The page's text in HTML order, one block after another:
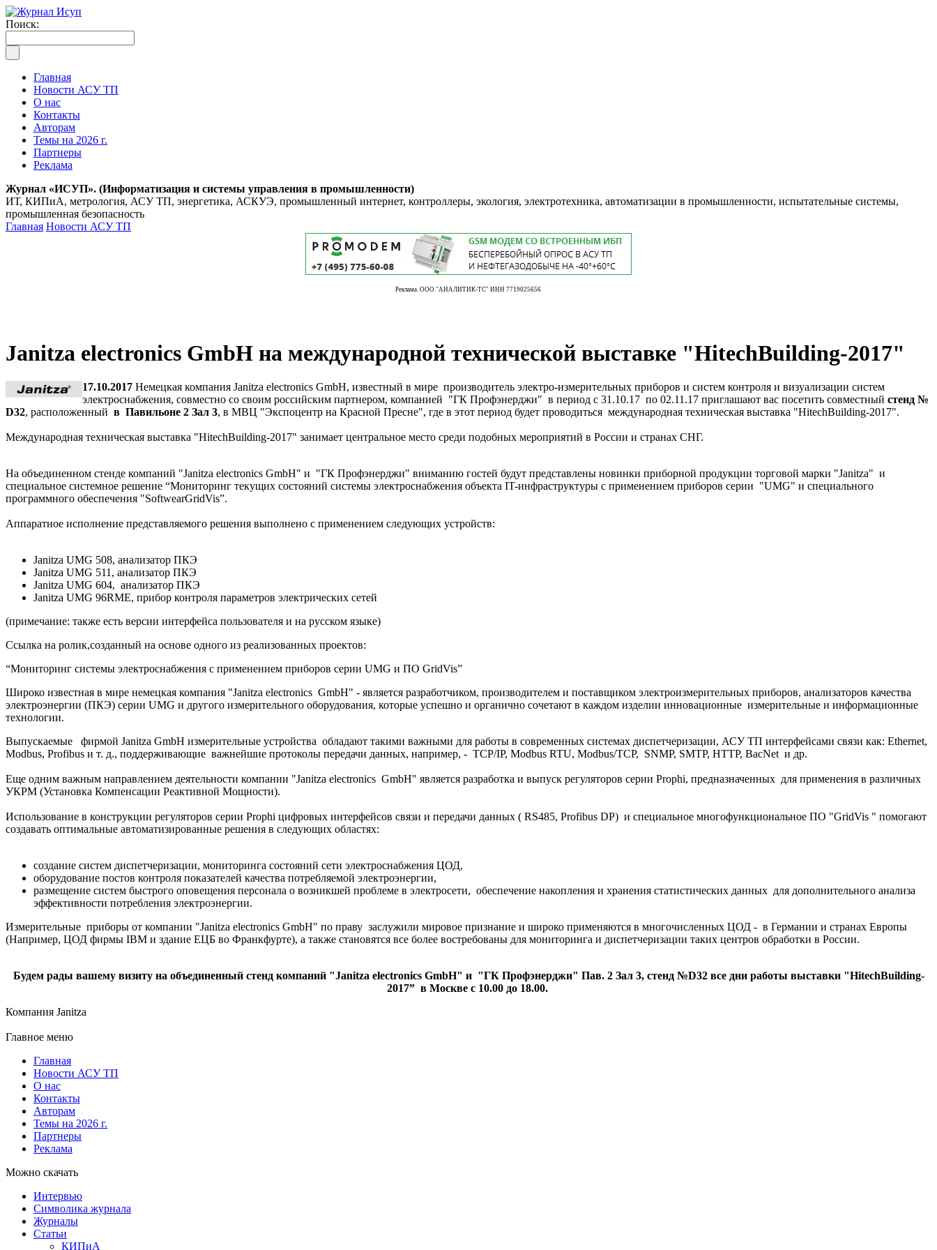
Поиск:
Главная
Новости АСУ ТП
О нас
Контакты
Авторам
Темы на 2026 г.
Партнеры
Реклама
Журнал «ИСУП». (Информатизация и системы управления в промышленности)
ИТ, КИПиА, метрология, АСУ ТП, энергетика, АСКУЭ, промышленный интернет, контроллеры, экология, электротехника, автоматизации в промышленности, испытательные системы,
промышленная безопасность
Главная Новости АСУ ТП
Реклама. ООО "АНАЛИТИК-ТС" ИНН 7719025656
Janitza electronics GmbH на международной технической выставке "HitechBuilding-2017"
17.10.2017 Немецкая компания Janitza electronics GmbH, известный в мире производитель электро-измерительных приборов и систем контроля и визуализации систем
электроснабжения, совместно со своим российским партнером, компанией "ГК Профэнерджи" в период с 31.10.17 по 02.11.17 приглашают вас посетить совместный стенд №
D32, расположенный в Павильоне 2 Зал 3, в МВЦ "Экспоцентр на Красной Пресне", где в этот период будет проводиться международная техническая выставка "HitechBuilding-2017".
Международная техническая выставка "HitechBuilding-2017" занимает центральное место среди подобных мероприятий в России и странах СНГ.
На объединенном стенде компаний "Janitza electronics GmbH" и "ГК Профэнерджи" вниманию гостей будут представлены новинки приборной продукции торговой марки "Janitza" и
специальное системное решение “Мониторинг текущих состояний системы электроснабжения объекта IT-инфраструктуры с применением приборов серии "UMG" и специального
программного обеспечения "SoftwearGridVis”.
Аппаратное исполнение представляемого решения выполнено с применением следующих устройств:
Janitza UMG 508, анализатор ПКЭ
Janitza UMG 511, анализатор ПКЭ
Janitza UMG 604, анализатор ПКЭ
Janitza UMG 96RME, прибор контроля параметров электрических сетей
(примечание: также есть версии интерфейса пользователя и на русском языке)
Ссылка на ролик,созданный на основе одного из реализованных проектов:
“Мониторинг системы электроснабжения с применением приборов серии UMG и ПО GridVis”
Широко известная в мире немецкая компания "Janitza electronics GmbH" - является разработчиком, производителем и поставщиком электроизмерительных приборов, анализаторов качества
электроэнергии (ПКЭ) серии UMG и другого измерительного оборудования, которые успешно и органично сочетают в каждом изделии инновационные измерительные и информационные
технологии.
Выпускаемые фирмой Janitza GmbH измерительные устройства обладают такими важными для работы в современных системах диспетчеризации, АСУ ТП интерфейсами связи как: Ethernet,
Modbus, Profibus и т. д., поддерживающие важнейшие протоколы передачи данных, например, - TCP/IP, Modbus RTU, Modbus/TCP, SNMP, SMTP, HTTP, BacNet и др.
Еще одним важным направлением деятельности компании "Janitza electronics GmbH" является разработка и выпуск регуляторов серии Prophi, предназначенных для применения в различных
УКРМ (Установка Компенсации Реактивной Мощности).
Использование в конструкции регуляторов серии Prophi цифровых интерфейсов связи и передачи данных ( RS485, Profibus DP) и специальное многофункциональное ПО "GridVis " помогают
создавать оптимальные автоматизированные решения в следующих областях:
создание систем диспетчеризации, мониторинга состояний сети электроснабжения ЦОД,
оборудование постов контроля показателей качества потребляемой электроэнергии,
размещение систем быстрого оповещения персонала о возникшей проблеме в электросети, обеспечение накопления и хранения статистических данных для дополнительного анализа
эффективности потребления электроэнергии.
Измерительные приборы от компании "Janitza electronics GmbH" по праву заслужили мировое признание и широко применяются в многочисленных ЦОД - в Германии и странах Европы
(Например, ЦОД фирмы IBM и здание ЕЦБ во Франкфурте), а также становятся все более востребованы для мониторинга и диспетчеризации таких центров обработки в России.
Будем рады вашему визиту на объединенный стенд компаний "Janitza electronics GmbH" и "ГК Профэнерджи" Пав. 2 Зал 3, стенд №D32 все дни работы выставки "HitechBuilding-
2017” в Москве с 10.00 до 18.00.
Компания Janitza
Главное меню
Главная
Новости АСУ ТП
О нас
Контакты
Авторам
Темы на 2026 г.
Партнеры
Реклама
Можно скачать
Интервью
Символика журнала
Журналы
Статьи
КИПиА